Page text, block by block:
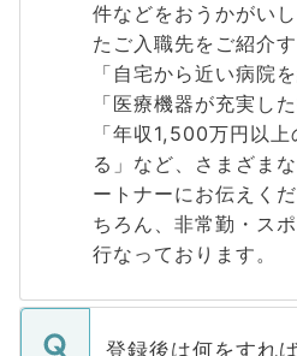
件などをおうかがい
たご入職先をご紹介
「自宅から近い病院
「医療機器が充実し
「年収1,500万円以
る」など、さまざま
ートナーにお伝えく
ちろん、非常勤・ス
行なっております。
登録後は何をすれ